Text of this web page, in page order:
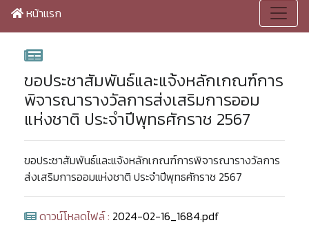
หน้าแรก
ขอประชาสัมพันธ์และแจ้งหลักเกณฑ์การ
พิจารณารางวัลการส่งเสริมการออม
แห่งชาติ ประจำปีพุทธศักราช 2567
ขอประชาสัมพันธ์และแจ้งหลักเกณฑ์การพิจารณารางวัลการ
ส่งเสริมการออมแห่งชาติ ประจำปีพุทธศักราช 2567
ดาวน์โหลดไฟล์ : 2024-02-16_1684.pdf